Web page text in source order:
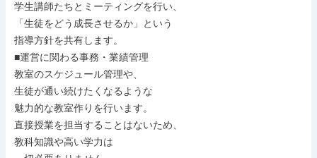
学生講師たちとミーティングを行い、
「生徒をどう成長させるか」という
指導方針を共有します。
■運営に関わる事務・業績管理
教室のスケジュール管理や、
生徒が通い続けたくなるような
魅力的な教室作りを行います。
直接授業を担当することはないため、
教科知識や高い学力は